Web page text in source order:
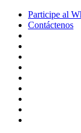
Participe al
Contáctenos